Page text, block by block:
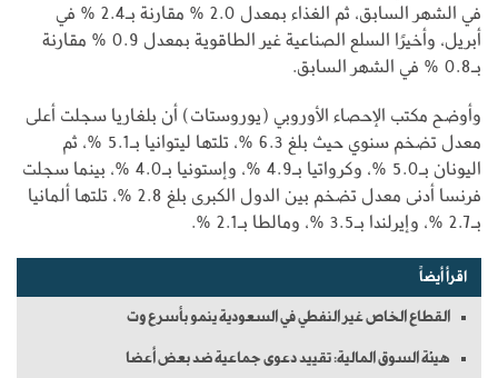
في الشهر السابق، ثم الغذاء بمعدل 2.0 % مقارنة بـ2.4 % في
أبريل، وأخيرًا السلع الصناعية غير الطاقوية بمعدل 0.9 % مقارنة
بـ0.8 % في الشهر السابق.
وأوضح مكتب الإحصاء الأوروبي (يوروستات) أن بلغاريا سجلت أعلى
معدل تضخم سنوي حيث بلغ 6.3 %، تلتها ليتوانيا بـ5.1 %، ثم
اليونان بـ5.0 %، وكرواتيا بـ4.9 %، وإستونيا بـ4.0 %، بينما سجلت
فرنسا أدنى معدل تضخم بين الدول الكبرى بلغ 2.8 %، تلتها ألمانيا
بـ2.7 %، وإيرلندا بـ3.5 %، ومالطا بـ2.1 %.
اقرأ أيضاً
القطاع الخاص غير النفطي في السعودية ينمو بأسرع وت
هيئة السوق المالية: تقييد دعوى جماعية ضد بعض أعضا